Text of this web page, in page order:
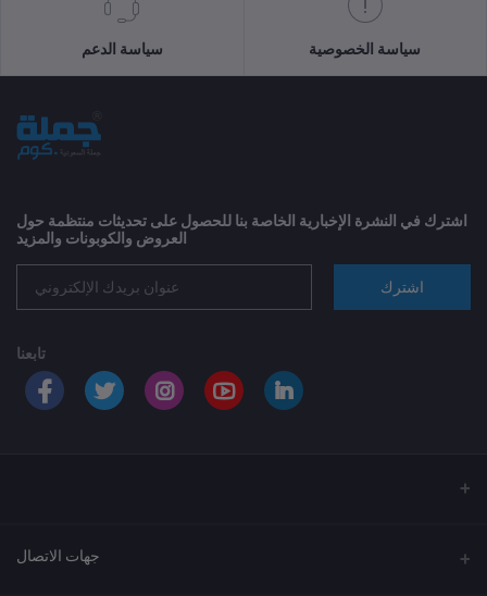
سياسة الدعم سياسة الخصوصية
اشترك في النشرة الإخبارية الخاصة بنا للحصول على تحديثات منتظمة حول
العروض والكوبونات والمزيد
اشترك
تابعنا
جهات الاتصال